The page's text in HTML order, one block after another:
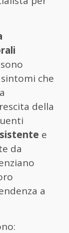
che
della
e
da
a